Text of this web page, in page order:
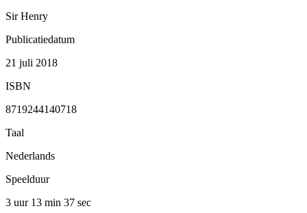
Sir Henry
Publicatiedatum
21 juli 2018
ISBN
8719244140718
Taal
Nederlands
Speelduur
3 uur 13 min 37 sec